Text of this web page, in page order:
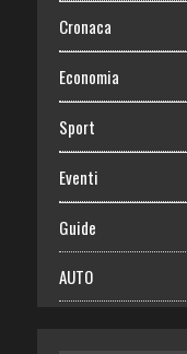
Cronaca
Economia
Sport
Eventi
Guide
AUTO